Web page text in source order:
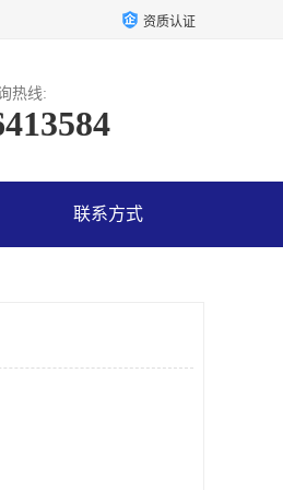
资质认证
热线:
联系方式